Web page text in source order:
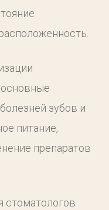
зубов и
питание,
препаратов
стоматологов